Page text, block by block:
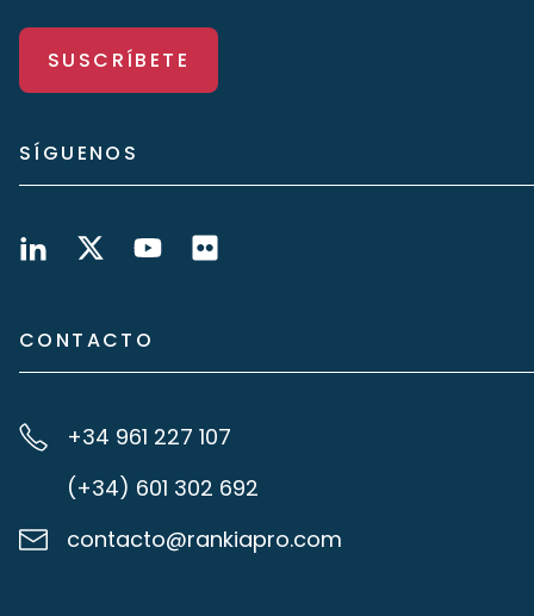
SUSCRÍBETE
SÍGUENOS
CONTACTO
+34 961 227 107
(+34) 601 302 692
contacto@rankiapro.com